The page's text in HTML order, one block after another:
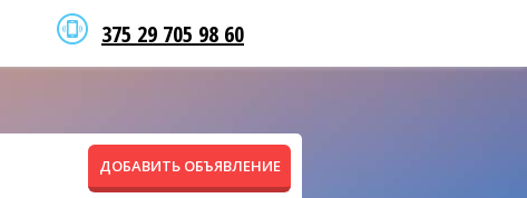
375 29 705 98 60
ДОБАВИТЬ ОБЪЯВЛЕНИЕ